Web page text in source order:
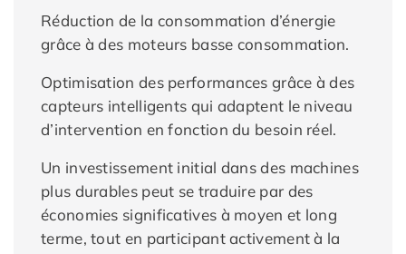
Réduction de la consommation d’énergie
grâce à des moteurs basse consommation.
Optimisation des performances grâce à des
capteurs intelligents qui adaptent le niveau
d’intervention en fonction du besoin réel.
Un investissement initial dans des machines
plus durables peut se traduire par des
économies significatives à moyen et long
terme, tout en participant activement à la